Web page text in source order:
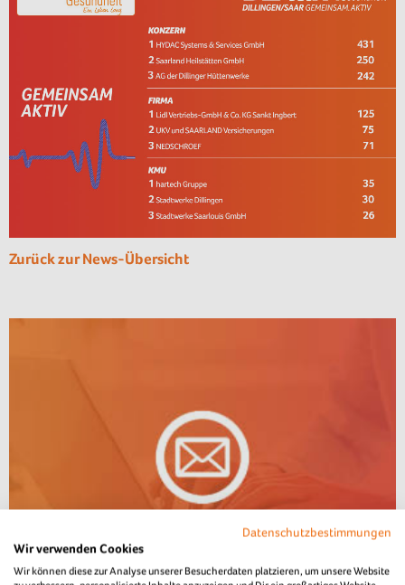
Zurück zur News-Übersicht
Datenschutzbestimmungen
Wir verwenden Cookies
Wir können diese zur Analyse unserer Besucherdaten platzieren, um unsere Website